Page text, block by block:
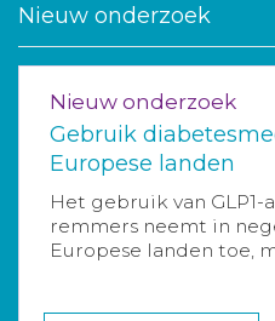
Nieuw onderzoek
Nieuw onderzoek
Gebruik
Europese landen
Het gebruik van GLP1-
remmers neemt in
Europese landen toe,